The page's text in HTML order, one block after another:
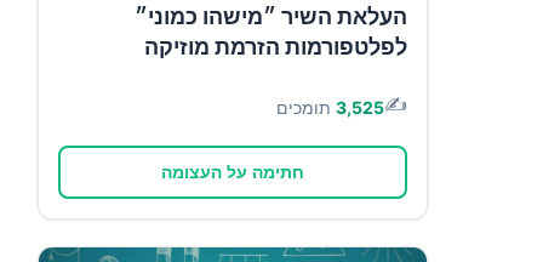
העלאת השיר ״מישהו כמוני״
לפלטפורמות הזרמת מוזיקה
✍️
3,525 תומכים
חתימה על העצומה